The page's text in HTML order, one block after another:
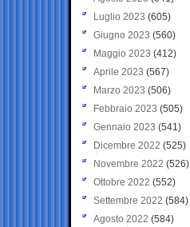
Luglio 2023 (605)
Giugno 2023 (560)
Maggio 2023 (412)
Aprile 2023 (567)
Marzo 2023 (506)
Febbraio 2023 (505)
Gennaio 2023 (541)
Dicembre 2022 (525)
Novembre 2022 (526)
Ottobre 2022 (552)
Settembre 2022 (584)
Agosto 2022 (584)